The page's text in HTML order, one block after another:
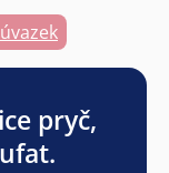
pryč,